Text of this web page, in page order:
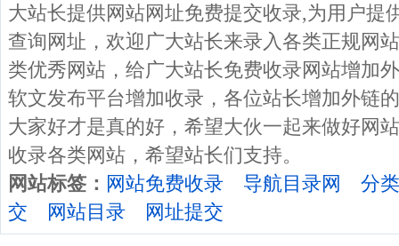
大站长提供网站网址免费提交收录,为用户提
查询网址，欢迎广大站长来录入各类正规网
类优秀网站，给广大站长免费收录网站增加
软文发布平台增加收录，各位站长增加外链
大家好才是真的好，希望大伙一起来做好网
收录各类网站，希望站长们支持。
网站标签： 网站免费收录 导航目录网
分
交
网站目录 网址提交